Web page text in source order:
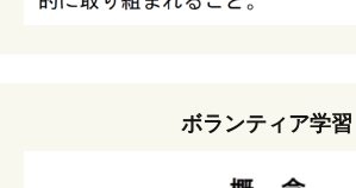
ボランティア学習